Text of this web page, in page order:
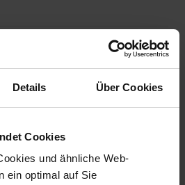
Details Über Cookies
Cookies
und ähnliche Web-
ein optimal auf Sie
26.07.2026
sich gut. Würdest Leuten
halt mögen